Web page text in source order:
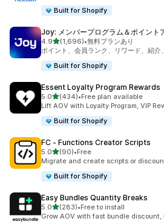
Built for Shopify
Joy: メンバープログラム＆ポイント
4.95つ星中
(1,696)
合計レビュー数：1696件
•無料プランあり
ポイント、会員ランク、リワード、紹介
Built for Shopify
Essent Loyalty Program Rewards
5.05つ星中
(434)
合計レビュー数：434件
•Free plan available
Lift AOV with Loyalty Program, VIP
Built for Shopify
FC ‑ Functions Creator Scripts
5.05つ星中
(90)
合計レビュー数：90件
•Free
Migrate and create scripts or
Built for Shopify
Easy Bundles Quantity Breaks
5.05つ星中
(283)
合計レビュー数：283件
•Free to install
Grow AOV with fast bundle discount,